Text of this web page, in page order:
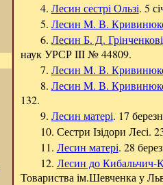
4. Лесин сестрі Ользі. 5
5. Лесин M. В.
6. Лесин Б. Д. Грінченкові
наук УРСР III № 44809.
7. Лесин M. В.
8. Лесин M. В.
132.
9. Лесин матері. 17
10. Сестри Ізідори Лесі.
11. Лесин матері. 28
12. Лесин до Кибальчич-
Товариства ім.Шевченка у